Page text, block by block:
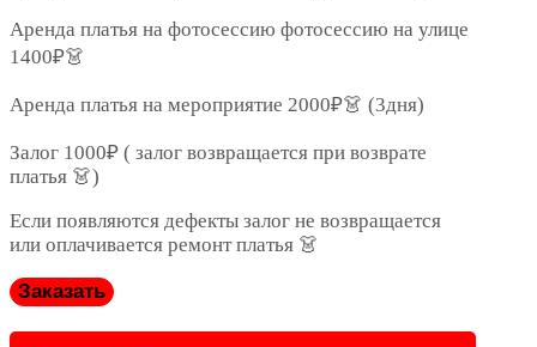
Аренда платья на фотосессию фотосессию на улице
1400₽👗
Аренда платья на мероприятие 2000₽👗 (3дня)
Залог 1000₽ ( залог возвращается при возврате
платья 👗)
Если появляются дефекты залог не возвращается
или оплачивается ремонт платья 👗
Заказать